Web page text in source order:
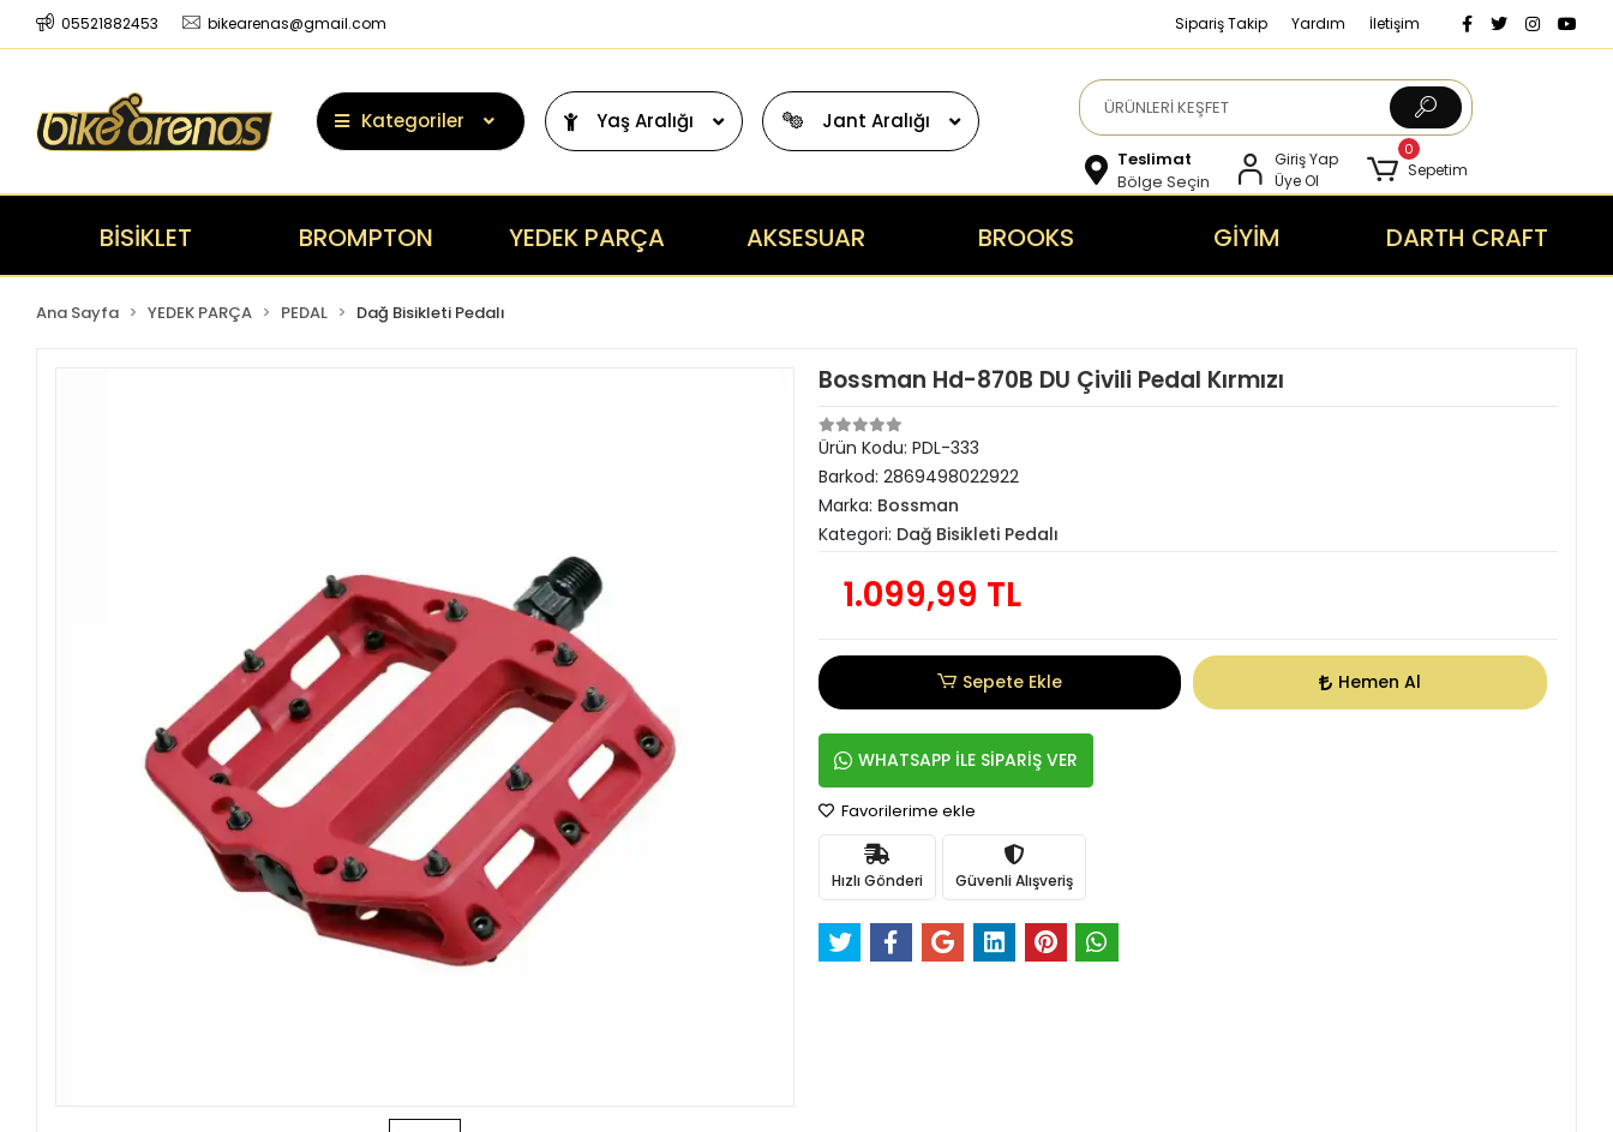
05521882453 bikearenas@gmail.com Sipariş Takip Yardım İletişim
Kategoriler Yaş Aralığı Jant Aralığı
Teslimat
Bölge Seçin
Giriş Yap
Üye Ol
0
Sepetim
BİSİKLET BROMPTON YEDEK PARÇA AKSESUAR BROOKS GİYİM DARTH CRAFT
Ana Sayfa YEDEK PARÇA PEDAL Dağ Bisikleti Pedalı
Bossman Hd-870B DU Çivili Pedal Kırmızı
Ürün Kodu: PDL-333
Barkod: 2869498022922
Marka: Bossman
Kategori: Dağ Bisikleti Pedalı
1.099,99 TL
Sepete Ekle Hemen Al
WHATSAPP İLE SİPARİŞ VER
Favorilerime ekle
Hızlı Gönderi Güvenli Alışveriş